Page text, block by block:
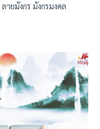
ายมังกร มังกรมงคล